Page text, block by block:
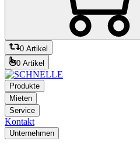
0 Artikel
0 Artikel
Produkte
Mieten
Service
Kontakt
Unternehmen